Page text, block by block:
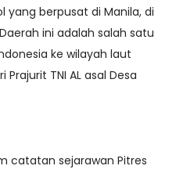
yang berpusat di Manila, di
ini adalah salah satu
ke wilayah laut
TNI AL asal Desa
catatan sejarawan Pitres